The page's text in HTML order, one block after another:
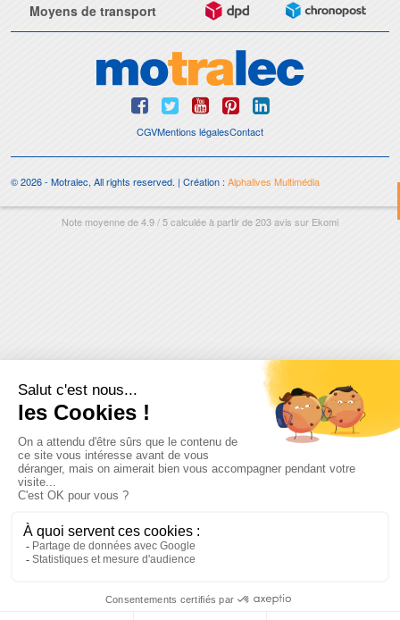
Moyens de transport
CGVMentions légalesContact
© 2026 - Motralec, All rights reserved. | Création :Alphalives Multimédia
Note moyenne de4.9/5calculée à partir de203avis sur Ekomi